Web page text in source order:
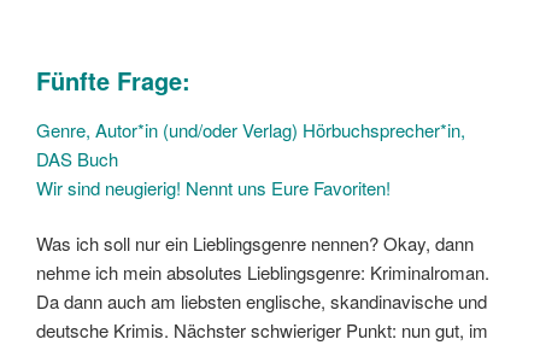
Fünfte Frage:
Genre, Autor*in (und/oder Verlag) Hörbuchsprecher*in,
DAS Buch
Wir sind neugierig! Nennt uns Eure Favoriten!
Was ich soll nur ein Lieblingsgenre nennen? Okay, dann
nehme ich mein absolutes Lieblingsgenre: Kriminalroman.
Da dann auch am liebsten englische, skandinavische und
deutsche Krimis. Nächster schwieriger Punkt: nun gut, im